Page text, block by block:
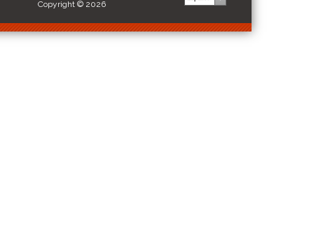
Copyright © 2026